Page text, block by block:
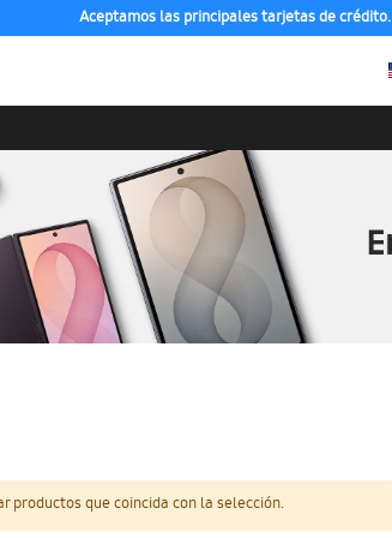
Aceptamos las principales tarjetas de crédito.
productos que coincida con la selección.